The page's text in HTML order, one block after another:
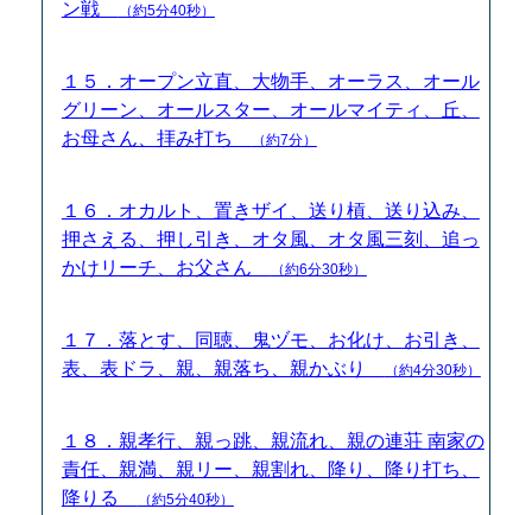
ン戦 （約5分40秒）
１５．オープン立直、大物手、オーラス、オール
グリーン、オールスター、オールマイティ、丘、
お母さん、拝み打ち
（約7分）
１６．オカルト、置きザイ、送り槓、送り込み、
押さえる、押し引き、オタ風、オタ風三刻、追っ
かけリーチ、お父さん
（約6分30秒）
１７．落とす、同聴、鬼ヅモ、お化け、お引き、
表、表ドラ、親、親落ち、親かぶり
（約4分30秒）
１８．親孝行、親っ跳、親流れ、親の連荘 南家の
責任、親満、親リー、親割れ、降り、降り打ち、
降りる
（約5分40秒）